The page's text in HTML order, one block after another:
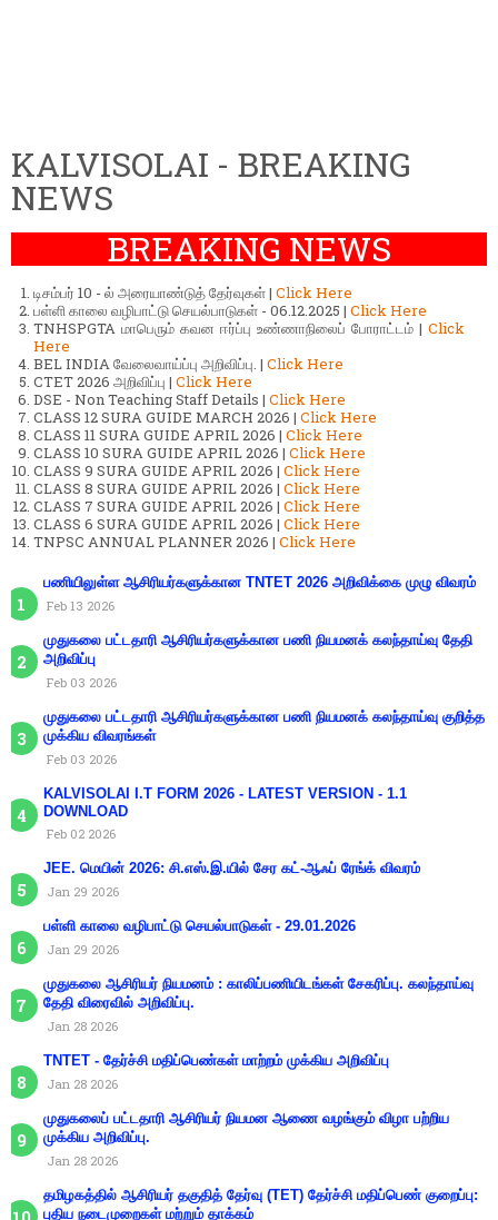
KALVISOLAI - BREAKING
NEWS
BREAKING NEWS
டிசம்பர் 10 - ல் அரையாண்டுத் தேர்வுகள் | Click Here
பள்ளி காலை வழிபாட்டு செயல்பாடுகள் - 06.12.2025 | Click Here
TNHSPGTA மாபெரும் கவன ஈர்ப்பு உண்ணாநிலைப் போராட்டம் | Click
Here
BEL INDIA வேலைவாய்ப்பு அறிவிப்பு. | Click Here
CTET 2026 அறிவிப்பு | Click Here
DSE - Non Teaching Staff Details | Click Here
CLASS 12 SURA GUIDE MARCH 2026 | Click Here
CLASS 11 SURA GUIDE APRIL 2026 | Click Here
CLASS 10 SURA GUIDE APRIL 2026 | Click Here
CLASS 9 SURA GUIDE APRIL 2026 | Click Here
CLASS 8 SURA GUIDE APRIL 2026 | Click Here
CLASS 7 SURA GUIDE APRIL 2026 | Click Here
CLASS 6 SURA GUIDE APRIL 2026 | Click Here
TNPSC ANNUAL PLANNER 2026 | Click Here
பணியிலுள்ள ஆசிரியர்களுக்கான TNTET 2026 அறிவிக்கை முழு விவரம்
Feb 13 2026
முதுகலை பட்டதாரி ஆசிரியர்களுக்கான பணி நியமனக் கலந்தாய்வு தேதி
அறிவிப்பு
Feb 03 2026
முதுகலை பட்டதாரி ஆசிரியர்களுக்கான பணி நியமனக் கலந்தாய்வு குறித்த
முக்கிய விவரங்கள்
Feb 03 2026
KALVISOLAI I.T FORM 2026 - LATEST VERSION - 1.1
DOWNLOAD
Feb 02 2026
JEE. மெயின் 2026: சி.எஸ்.இ.யில் சேர கட்-ஆஃப் ரேங்க் விவரம்
Jan 29 2026
பள்ளி காலை வழிபாட்டு செயல்பாடுகள் - 29.01.2026
Jan 29 2026
முதுகலை ஆசிரியர் நியமனம் : காலிப்பணியிடங்கள் சேகரிப்பு. கலந்தாய்வு
தேதி விரைவில் அறிவிப்பு.
Jan 28 2026
TNTET - தேர்ச்சி மதிப்பெண்கள் மாற்றம் முக்கிய அறிவிப்பு
Jan 28 2026
முதுகலைப் பட்டதாரி ஆசிரியர் நியமன ஆணை வழங்கும் விழா பற்றிய
முக்கிய அறிவிப்பு.
Jan 28 2026
தமிழகத்தில் ஆசிரியர் தகுதித் தேர்வு (TET) தேர்ச்சி மதிப்பெண் குறைப்பு:
புதிய நடைமுறைகள் மற்றும் தாக்கம்